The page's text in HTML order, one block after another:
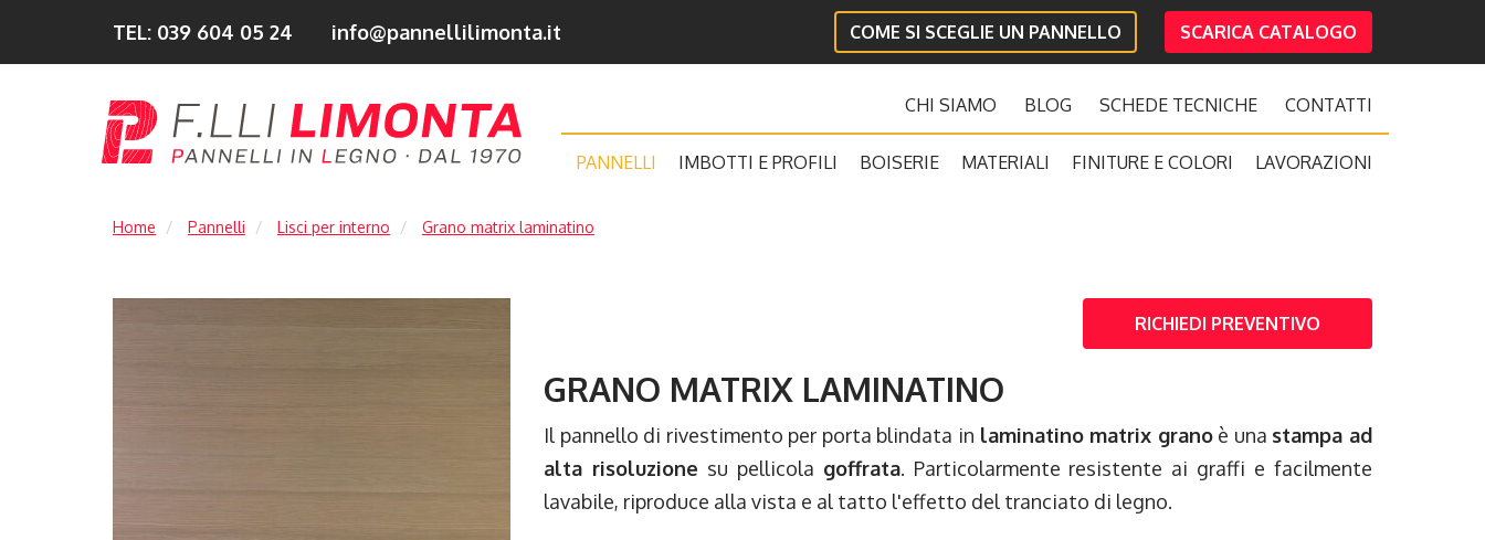
TEL: 039 604 05 24 info@pannellilimonta.it COME SI SCEGLIE UN PANNELLO SCARICA CATALOGO
CHI SIAMO BLOG SCHEDE TECNICHE CONTATTI
PANNELLI IMBOTTI E PROFILI BOISERIE MATERIALI FINITURE E COLORI LAVORAZIONI
Home Pannelli Lisci per interno Grano matrix laminatino
RICHIEDI PREVENTIVO
GRANO MATRIX LAMINATINO
Il pannello di rivestimento per porta blindata in laminatino matrix granoè una stampa ad
alta risoluzione su pellicola goffrata. Particolarmente resistente ai graffi e facilmente
lavabile, riproduce alla vista e al tatto l'effetto del tranciato di legno.